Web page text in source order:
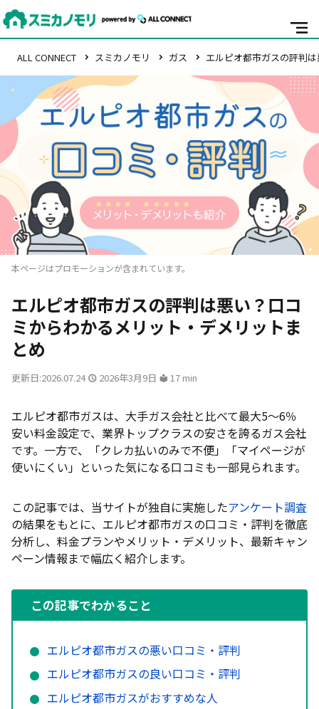
ALL CONNECT スミカノモリ ガス エルピオ都市ガスの評判
本ページはプロモーションが含まれています。
エルピオ都市ガスの評判は悪い？口コ
ミからわかるメリット・デメリットま
とめ
更新日:2026.07.24 2026年3月9日 17 min
エルピオ都市ガスは、大手ガス会社と比べて最大5〜6％
安い料金設定で、業界トップクラスの安さを誇るガス会社
です。一方で、「クレカ払いのみで不便」「マイページが
使いにくい」といった気になる口コミも一部見られます。
この記事では、当サイトが独自に実施したアンケート調査
の結果をもとに、エルピオ都市ガスの口コミ・評判を徹底
分析し、料金プランやメリット・デメリット、最新キャン
ペーン情報まで幅広く紹介します。
この記事でわかること
エルピオ都市ガスの悪い口コミ・評判
エルピオ都市ガスの良い口コミ・評判
エルピオ都市ガスがおすすめな人